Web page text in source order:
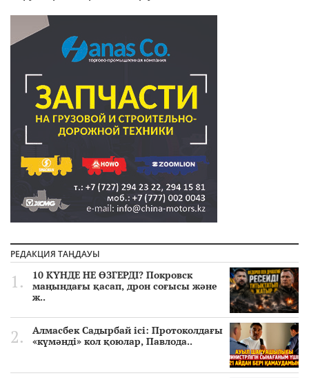
РЕДАКЦИЯ ТАҢДАУЫ
10 КҮНДЕ НЕ ӨЗГЕРДІ? Покровск
маңындағы қасап, дрон соғысы және
ж..
Алмасбек Садырбай ісі: Протоколдағы
«күмәнді» кол қоюлар, Павлода..